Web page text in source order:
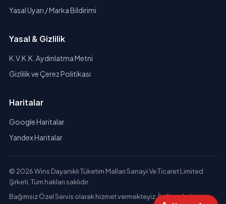
Yasal Uyarı / Marka Bildirimi
Yasal & Gizlilik
K.V.K.K. Aydınlatma Metni
Gizlilik ve Çerez Politikası
Haritalar
Google Haritalar
Yandex Haritalar
© 2026 Wins Dayanıklı Tüketim Malları Sanayi Ve Ticaret Limited
Şirketi. Tüm hakları saklıdır.
Bağımsız Özel Servis olarak hizmet vermekteyiz. İlgili markaların